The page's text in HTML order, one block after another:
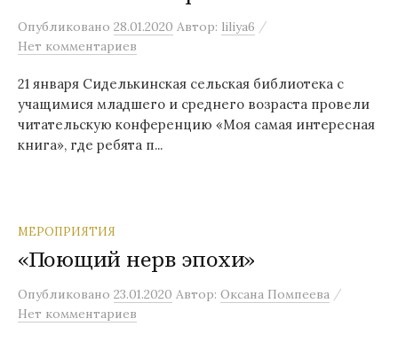
Опубликовано 28.01.2020 Автор: liliya6 /
Нет комментариев
21 января Сиделькинская сельская библиотека с
учащимися младшего и среднего возраста провели
читательскую конференцию «Моя самая интересная
книга», где ребята п...
МЕРОПРИЯТИЯ
«Поющий нерв эпохи»
Опубликовано 23.01.2020 Автор: Оксана Помпеева /
Нет комментариев